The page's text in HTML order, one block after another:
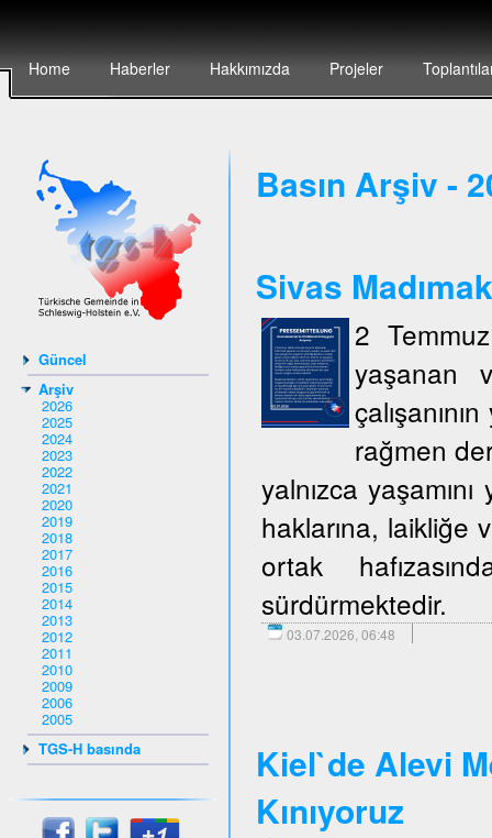
Home Haberler Hakkımızda Projeler
Güncel
Arşiv
2026
2025
2024
2023
2022
2021
2020
2019
2018
2017
2016
2015
2014
2013
2012
2011
2010
2009
2006
2005
TGS-H basında
Basın Arşiv -
Sivas
2
yaşanan
rağmen
yalnızca
haklarına, laikliğe
ortak
sürdürmektedir.
03.07.2026, 06:48
Kiel`de Alevi
Kınıyoruz